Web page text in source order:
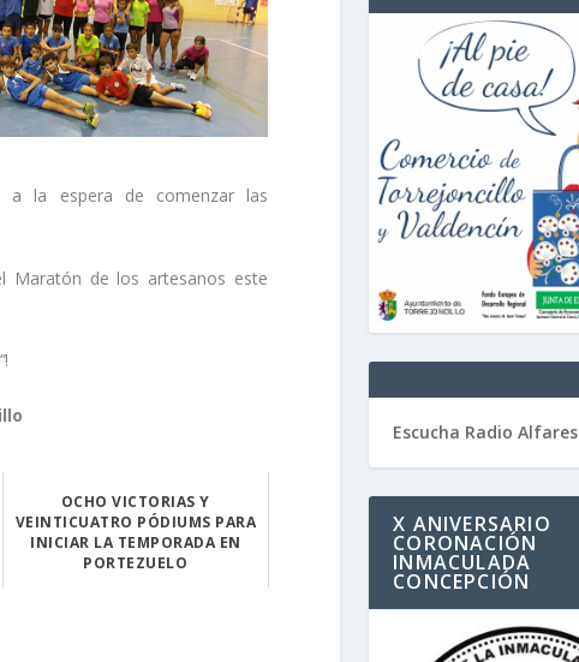
a la espera de comenzar las
Maratón de los artesanos este
!
OCHO VICTORIAS Y
VEINTICUATRO PÓDIUMS PARA
INICIAR LA TEMPORADA EN
PORTEZUELO
Escucha Radio Alfares
X ANIVERSARIO
CORONACIÓN
INMACULADA
CONCEPCIÓN